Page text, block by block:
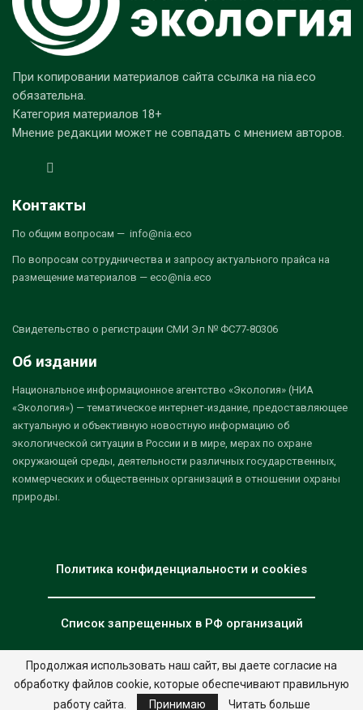
При копировании материалов сайта ссылка на nia.eco
обязательна.
Категория материалов 18+
Мнение редакции может не совпадать с мнением авторов.
Контакты
По общим вопросам — info@nia.eco
По вопросам сотрудничества и запросу актуального прайса на
размещение материалов — eco@nia.eco
Свидетельство о регистрации СМИ Эл № ФС77-80306
Об издании
Национальное информационное агентство «Экология» (НИА
«Экология») — тематическое интернет-издание, предоставляющее
актуальную и объективную новостную информацию об
экологической ситуации в России и в мире, мерах по охране
окружающей среды, деятельности различных государственных,
коммерческих и общественных организаций в отношении охраны
природы.
Политика конфиденциальности и cookies
Список запрещенных в РФ организаций
© 2026 - НИА "Экология". Все права защищены. Дизайн:nia.eco
Продолжая использовать наш сайт, вы даете согласие на
обработку файлов cookie, которые обеспечивают правильную
работу сайта.
Принимаю Читать больше